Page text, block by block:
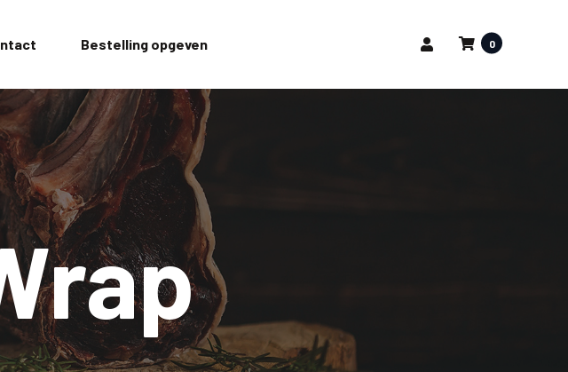
Bestelling opgeven 0